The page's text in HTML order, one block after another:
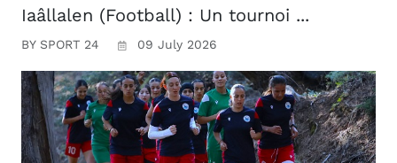
Iaâllalen (Football) : Un tournoi ...
BY SPORT 24 09 July 2026